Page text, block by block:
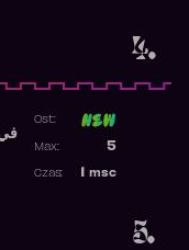
4.
5.
Ost:
5
Max:
msc
Czas: